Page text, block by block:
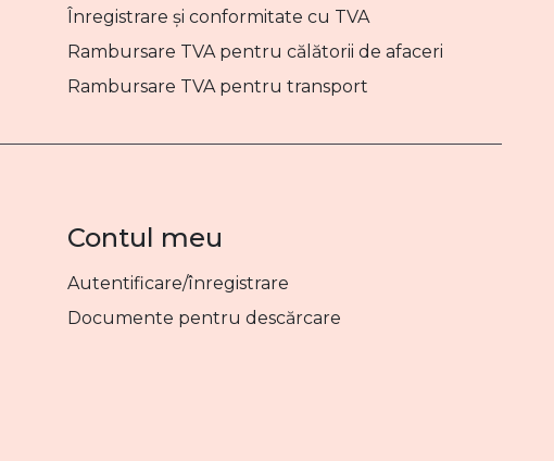
Înregistrare și conformitate cu TVA
Rambursare TVA pentru călătorii de afaceri
Rambursare TVA pentru transport
Contul meu
Autentificare/înregistrare
Documente pentru descărcare